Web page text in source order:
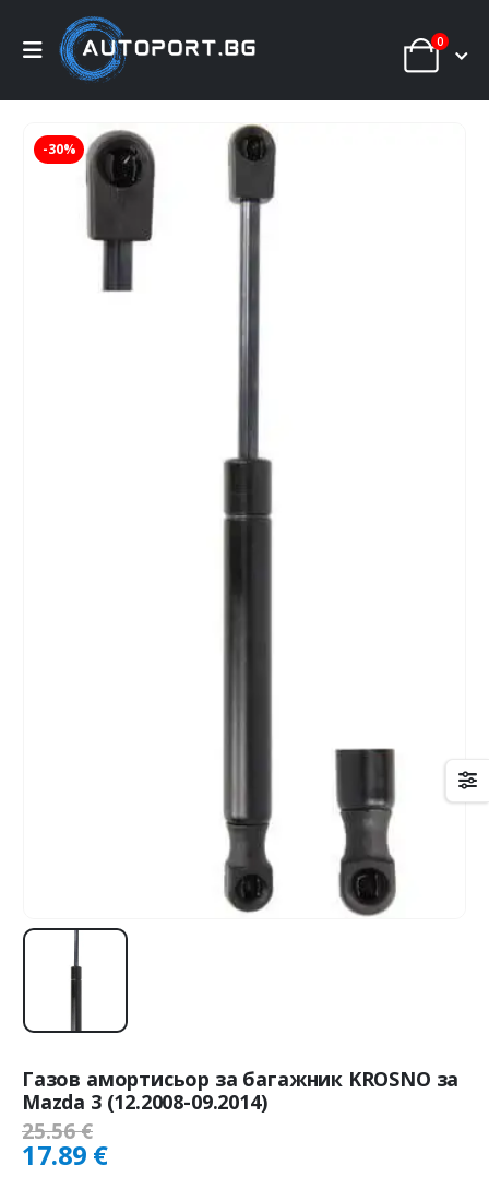
0
-30%
Газов амортисьор за багажник KROSNO за
Mazda 3 (12.2008-09.2014)
25.56€
17.89 €